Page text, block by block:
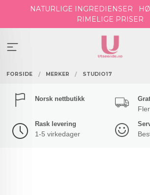
NATURLIGE INGREDIENSER
RIMELIGE PRISER
FORSIDE MERKER STUDIO17
Norsk nettbutikk
Rask levering
1-5 virkedager